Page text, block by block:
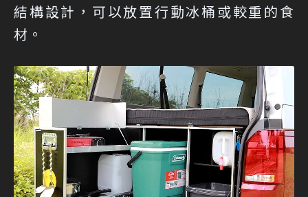
結構設計，可以放置行動冰桶或較重的食
材。